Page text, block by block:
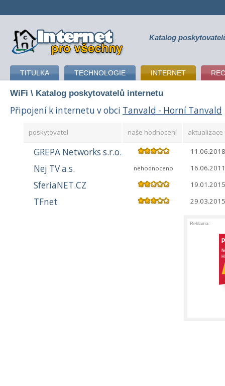
připojení k internetu Katalog
TITULKA TECHNOLOGIE INTERNET
WiFi \ Katalog poskytovatelů internetu
Připojení k internetu v obci Tanvald - Horní Tanvald
poskytovatel naše hodnocení
GREPA Networks s.r.o. 11.06.2018
Nej TV a.s. nehodnoceno 16.06.2011
SferiaNET.CZ 19.01.2015
TFnet 29.03.2015
Reklama: